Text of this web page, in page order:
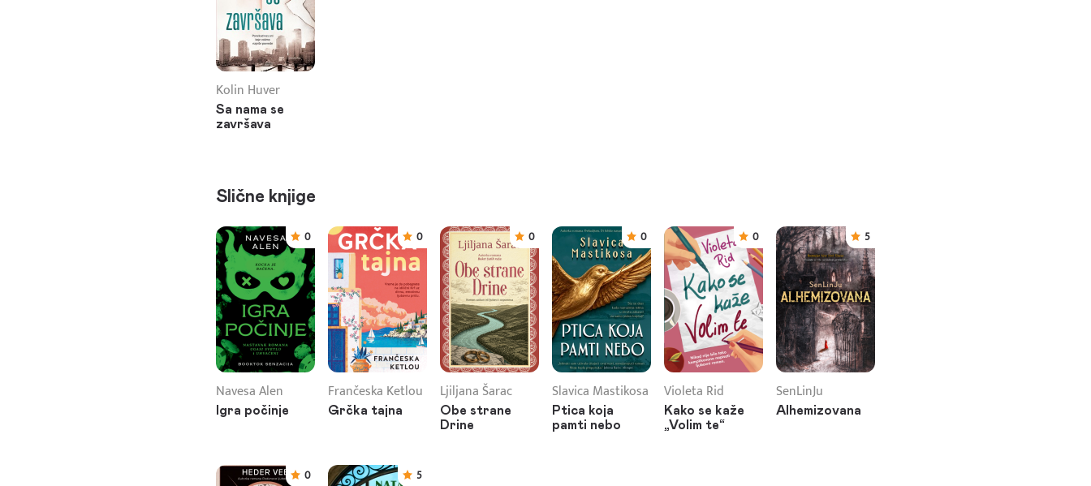
Kolin Huver
Sa nama se
završava
Slične knjige
0
Navesa Alen
Igra počinje
0
Frančeska Ketlou
Grčka tajna
0
Ljiljana Šarac
Obe strane
Drine
0
Slavica Mastikosa
Ptica koja
pamti nebo
0
Violeta Rid
Kako se kaže
„Volim te“
5
SenLinJu
Alhemizovana
0 5